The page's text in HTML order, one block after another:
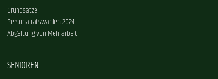
Grundsätze
Personalratswahlen 2024
Abgeltung von Mehrarbeit
SENIOREN